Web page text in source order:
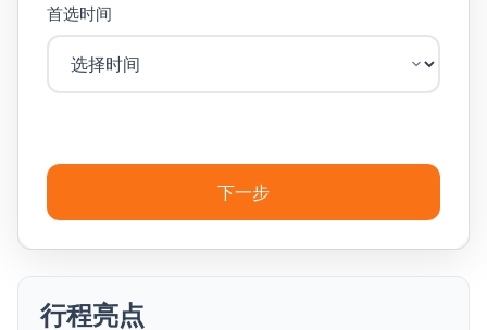
首选时间
下一步
行程亮点